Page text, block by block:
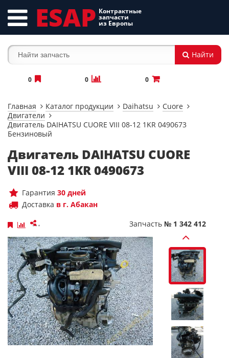
ESAP Контрактные
запчасти
из Европы
Найти
0 0 0
Главная Каталог продукции Daihatsu
Cuore
Двигатели
Двигатель DAIHATSU CUORE VIII 08-12 1KR 0490673
Бензиновый
Двигатель DAIHATSU CUORE
VIII 08-12 1KR 0490673
Гарантия 30 дней
Доставка в г. Абакан
Запчасть № 1 342 412